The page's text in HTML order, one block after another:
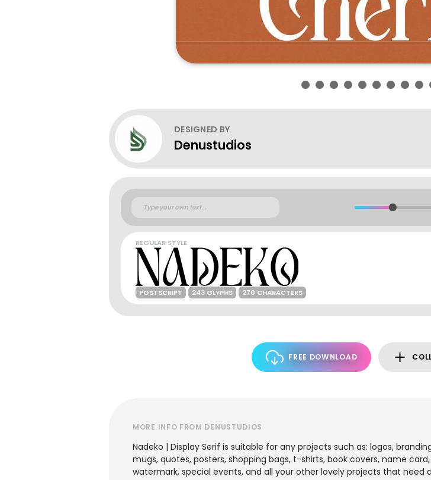
DESIGNED BY
Denustudios
REGULAR STYLE
POSTSCRIPT 243 GLYPHS 270 CHARACTERS
FREE DOWNLOAD
MORE INFO FROM DENUSTUDIOS
Nadeko | Display Serif is suitable for any projects such as: logos,
mugs, quotes, posters, shopping bags, t-shirts, book covers, name
watermark, special events, and all your other lovely projects that need